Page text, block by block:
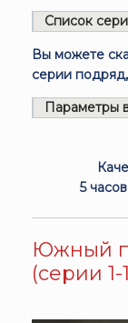
Список
Вы можете
серии
Параметры
5
Южный
(серии 1-